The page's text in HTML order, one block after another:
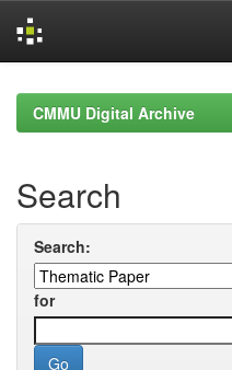
navigationCMMU Digital Archive
Search
Search:
for